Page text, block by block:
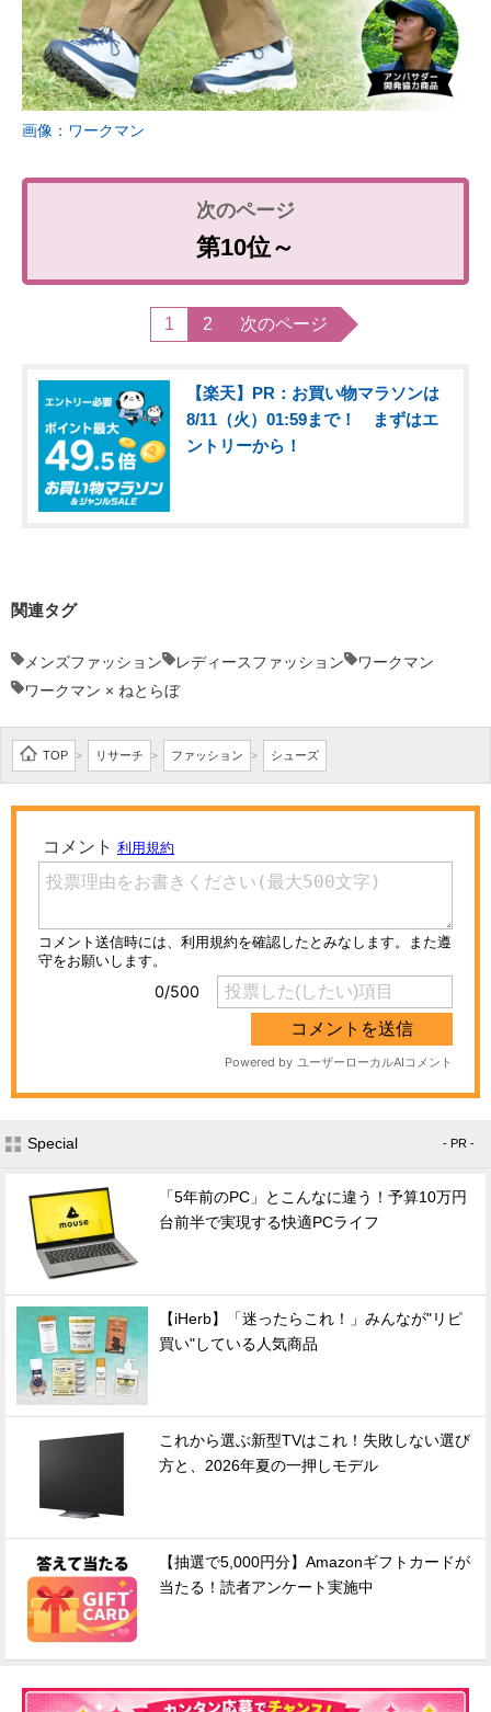
画像：ワークマン
第10位～
1 2 次のページ
【楽天】PR：お買い物マラソンは
8/11（火）01:59まで！ まずはエ
ントリーから！
関連タグ
メンズファッション レディースファッション
ワークマン
ワークマン × ねとらぼ
TOP > リサーチ > ファッション > シューズ
Special - PR -
「5年前のPC」とこんなに違う！予算10万円
台前半で実現する快適PCライフ
【iHerb】「迷ったらこれ！」みんなが"リピ
買い"している人気商品
これから選ぶ新型TVはこれ！失敗しない選び
方と、2026年夏の一押しモデル
【抽選で5,000円分】Amazonギフトカードが
当たる！読者アンケート実施中